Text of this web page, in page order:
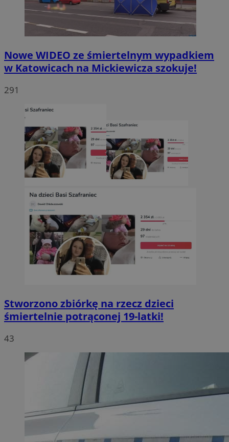
Nowe WIDEO ze śmiertelnym wypadkiem
w Katowicach na Mickiewicza szokuje!
291
Stworzono zbiórkę na rzecz dzieci
śmiertelnie potrąconej 19-latki!
43